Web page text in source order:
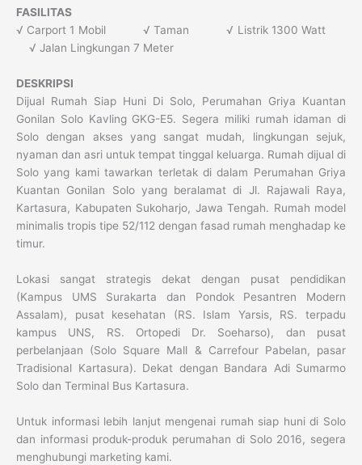
FASILITAS
√ Carport 1 Mobil √ Taman √ Listrik 1300 Watt
√ Jalan Lingkungan 7 Meter
DESKRIPSI
Dijual Rumah Siap Huni Di Solo, Perumahan Griya Kuantan
Gonilan Solo Kavling GKG-E5. Segera miliki rumah idaman di
Solo dengan akses yang sangat mudah, lingkungan sejuk,
nyaman dan asri untuk tempat tinggal keluarga. Rumah dijual di
Solo yang kami tawarkan terletak di dalam Perumahan Griya
Kuantan Gonilan Solo yang beralamat di Jl. Rajawali Raya,
Kartasura, Kabupaten Sukoharjo, Jawa Tengah. Rumah model
minimalis tropis tipe 52/112 dengan fasad rumah menghadap ke
timur.
Lokasi sangat strategis dekat dengan pusat pendidikan
(Kampus UMS Surakarta dan Pondok Pesantren Modern
Assalam), pusat kesehatan (RS. Islam Yarsis, RS. terpadu
kampus UNS, RS. Ortopedi Dr. Soeharso), dan pusat
perbelanjaan (Solo Square Mall & Carrefour Pabelan, pasar
Tradisional Kartasura). Dekat dengan Bandara Adi Sumarmo
Solo dan Terminal Bus Kartasura.
Untuk informasi lebih lanjut mengenai rumah siap huni di Solo
dan informasi produk-produk perumahan di Solo 2016, segera
menghubungi marketing kami.